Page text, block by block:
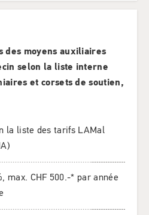
des moyens auxiliaires
selon la liste interne
et corsets de soutien,
la liste des tarifs LAMal
max. CHF 500.-* par année